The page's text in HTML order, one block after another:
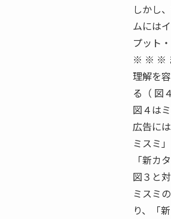
しかし
ムには
プット
※ ※ ※ ま
理解を
る（ 図
図４は
広告に
ミスミ
「新カ
図３と
ミスミ
り、「